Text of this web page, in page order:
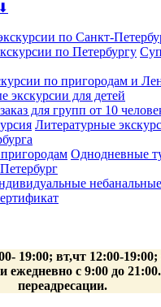
по Санкт-
по Петербургу
по пригородам и
экскурсии для детей
для групп от 10
Литературные
Однодневные
19:00; вт,чт 12:00-19:00;
ежедневно с 9:00 до
переадресации.